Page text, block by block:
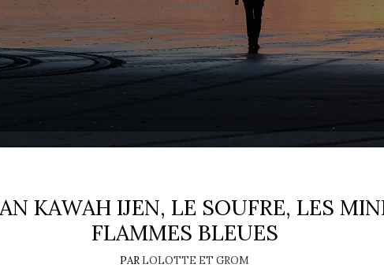
KAWAH IJEN, LE SOUFRE, LES
FLAMMES BLEUES
PAR LOLOTTE ET GROM